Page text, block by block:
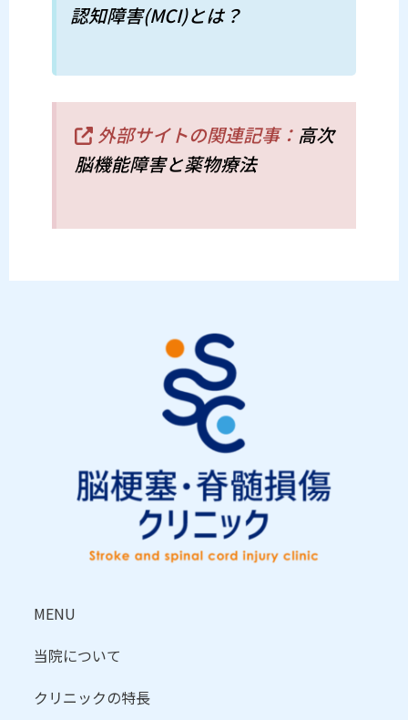
認知障害(MCI)とは？
外部サイトの関連記事： 高次
脳機能障害と薬物療法
MENU
当院について
クリニックの特長